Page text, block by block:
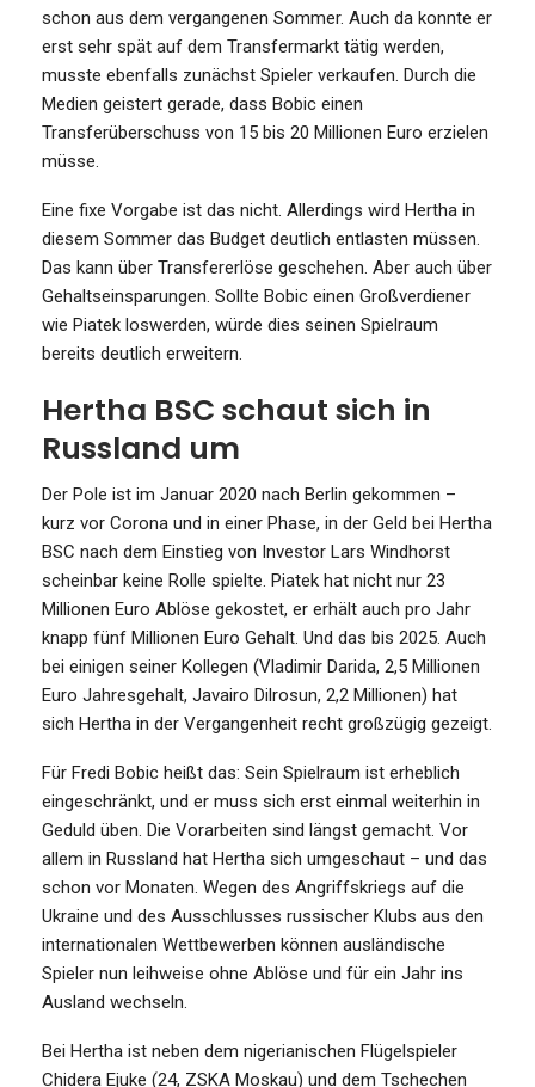
schon aus dem vergangenen Sommer. Auch da konnte er
erst sehr spät auf dem Transfermarkt tätig werden,
musste ebenfalls zunächst Spieler verkaufen. Durch die
Medien geistert gerade, dass Bobic einen
Transferüberschuss von 15 bis 20 Millionen Euro erzielen
müsse.
Eine fixe Vorgabe ist das nicht. Allerdings wird Hertha in
diesem Sommer das Budget deutlich entlasten müssen.
Das kann über Transfererlöse geschehen. Aber auch über
Gehaltseinsparungen. Sollte Bobic einen Großverdiener
wie Piatek loswerden, würde dies seinen Spielraum
bereits deutlich erweitern.
Hertha BSC schaut sich in
Russland um
Der Pole ist im Januar 2020 nach Berlin gekommen –
kurz vor Corona und in einer Phase, in der Geld bei Hertha
BSC nach dem Einstieg von Investor Lars Windhorst
scheinbar keine Rolle spielte. Piatek hat nicht nur 23
Millionen Euro Ablöse gekostet, er erhält auch pro Jahr
knapp fünf Millionen Euro Gehalt. Und das bis 2025. Auch
bei einigen seiner Kollegen (Vladimir Darida, 2,5 Millionen
Euro Jahresgehalt, Javairo Dilrosun, 2,2 Millionen) hat
sich Hertha in der Vergangenheit recht großzügig gezeigt.
Für Fredi Bobic heißt das: Sein Spielraum ist erheblich
eingeschränkt, und er muss sich erst einmal weiterhin in
Geduld üben. Die Vorarbeiten sind längst gemacht. Vor
allem in Russland hat Hertha sich umgeschaut – und das
schon vor Monaten. Wegen des Angriffskriegs auf die
Ukraine und des Ausschlusses russischer Klubs aus den
internationalen Wettbewerben können ausländische
Spieler nun leihweise ohne Ablöse und für ein Jahr ins
Ausland wechseln.
Bei Hertha ist neben dem nigerianischen Flügelspieler
Chidera Ejuke (24, ZSKA Moskau) und dem Tschechen